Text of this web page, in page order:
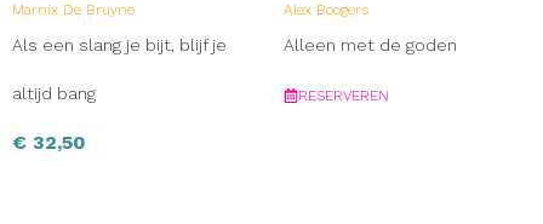
Marnix De Bruyne
Als een slang je bijt, blijf je
altijd bang
€ 32,50
Alex Boogers
Alleen met de goden
RESERVEREN